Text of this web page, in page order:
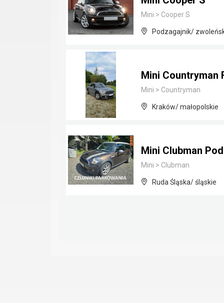
Mini > Cooper S
Podzagajnik/
Mini Countryman
Mini > Countryman
Kraków/ małopolskie
Mini Clubman
Mini > Clubman
Ruda Śląska/ śląskie